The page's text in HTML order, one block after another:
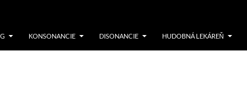
KONSONANCIE DISONANCIE HUDOBNÁ LEKÁREŇ